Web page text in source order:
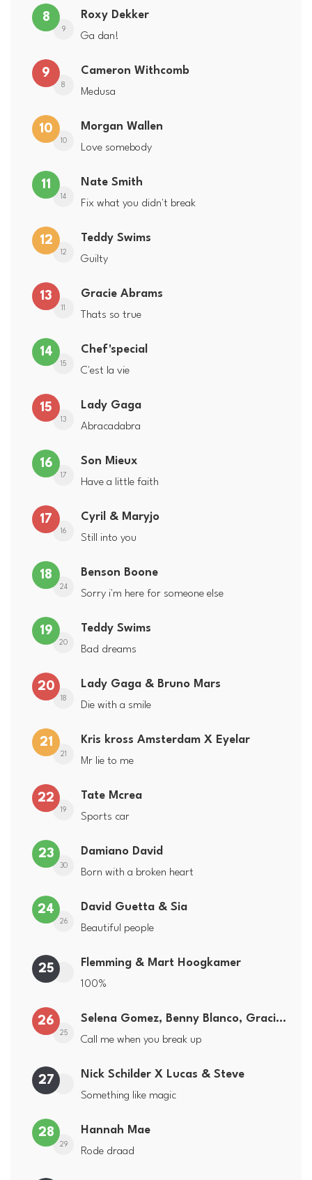
8
9
Roxy Dekker
Ga dan!
9
8
Cameron Withcomb
Medusa
10
10
Morgan Wallen
Love somebody
11
14
Nate Smith
Fix what you didn't break
12
12
Teddy Swims
Guilty
13
11
Gracie Abrams
Thats so true
14
15
Chef'special
C'est la vie
15
13
Lady Gaga
Abracadabra
16
17
Son Mieux
Have a little faith
17
16
Cyril & Maryjo
Still into you
18
24
Benson Boone
Sorry i'm here for someone else
19
20
Teddy Swims
Bad dreams
20
18
Lady Gaga & Bruno Mars
Die with a smile
21
21
Kris kross Amsterdam X Eyelar
Mr lie to me
22
19
Tate Mcrea
Sports car
23
30
Damiano David
Born with a broken heart
24
26
David Guetta & Sia
Beautiful people
25 Flemming & Mart Hoogkamer
100%
26
25
Selena Gomez, Benny Blanco, Gracie Abrams
Call me when you break up
27 Nick Schilder X Lucas & Steve
Something like magic
28
29
Hannah Mae
Rode draad